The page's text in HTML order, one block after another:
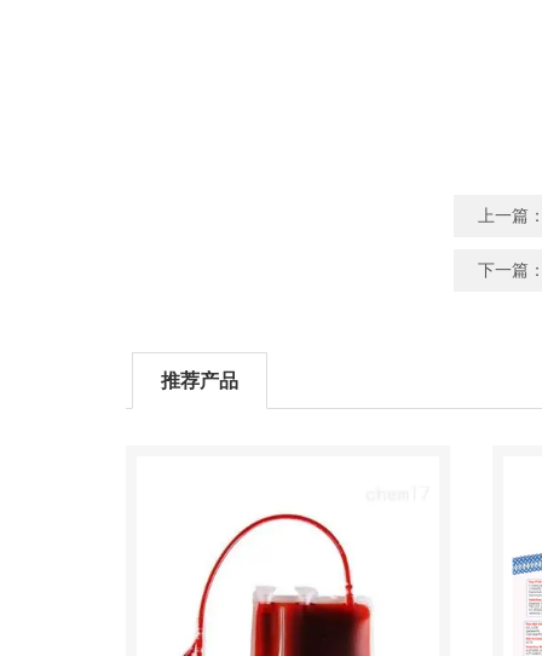
上一篇
下一篇
推荐产品